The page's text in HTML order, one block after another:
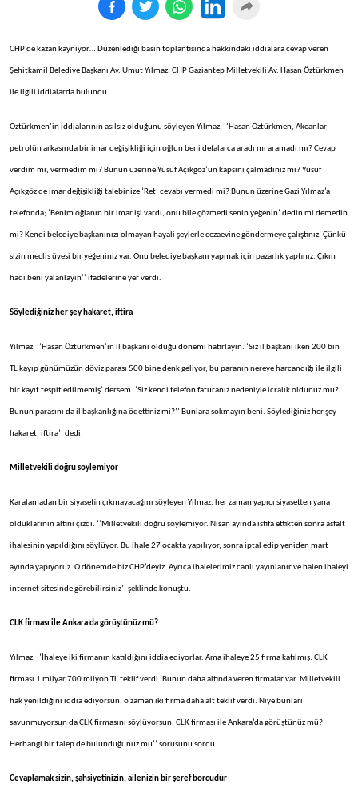
CHP’de kazan kaynıyor… Düzenlediği basın toplantısında hakkındaki iddialara cevap veren
Şehitkamil Belediye Başkanı Av. Umut Yılmaz, CHP Gaziantep Milletvekili Av. Hasan Öztürkmen
ile ilgili iddialarda bulundu
Öztürkmen’in iddialarının asılsız olduğunu söyleyen Yılmaz, ‘’Hasan Öztürkmen, Akcanlar
petrolün arkasında bir imar değişikliği için oğlun beni defalarca aradı mı aramadı mı? Cevap
verdim mi, vermedim mi? Bunun üzerine Yusuf Açıkgöz’ün kapsını çalmadınız mı? Yusuf
Açıkgöz’de imar değişikliği talebinize ‘Ret’ cevabı vermedi mi? Bunun üzerine Gazi Yılmaz’a
telefonda; ‘Benim oğlanın bir imar işi vardı, onu bile çözmedi senin yeğenin’ dedin mi demedin
mi? Kendi belediye başkanınızı olmayan hayali şeylerle cezaevine göndermeye çalıştınız. Çünkü
sizin meclis üyesi bir yeğeniniz var. Onu belediye başkanı yapmak için pazarlık yaptınız. Çıkın
hadi beni yalanlayın’’ ifadelerine yer verdi.
Söylediğiniz her şey hakaret, iftira
Yılmaz, ‘’Hasan Öztürkmen’in il başkanı olduğu dönemi hatırlayın. ‘Siz il başkanı iken 200 bin
TL kayıp günümüzün döviz parası 500 bine denk geliyor, bu paranın nereye harcandığı ile ilgili
bir kayıt tespit edilmemiş’ dersem. ‘Siz kendi telefon faturanız nedeniyle icralık oldunuz mu?
Bunun parasını da il başkanlığına ödettiniz mi?’’ Bunlara sokmayın beni. Söylediğiniz her şey
hakaret, iftira’’ dedi.
Milletvekili doğru söylemiyor
Karalamadan bir siyasetin çıkmayacağını söyleyen Yılmaz, her zaman yapıcı siyasetten yana
olduklarının altını çizdi. ‘’Milletvekili doğru söylemiyor. Nisan ayında istifa ettikten sonra asfalt
ihalesinin yapıldığını söylüyor. Bu ihale 27 ocakta yapılıyor, sonra iptal edip yeniden mart
ayında yapıyoruz. O dönemde biz CHP’deyiz. Ayrıca ihalelerimiz canlı yayınlanır ve halen ihaleyi
internet sitesinde görebilirsiniz’’ şeklinde konuştu.
CLK firması ile Ankara’da görüştünüz mü?
Yılmaz, ‘’İhaleye iki firmanın katıldığını iddia ediyorlar. Ama ihaleye 25 firma katılmış. CLK
firması 1 milyar 700 milyon TL teklif verdi. Bunun daha altında veren firmalar var. Milletvekili
hak yenildiğini iddia ediyorsun, o zaman iki firma daha alt teklif verdi. Niye bunları
savunmuyorsun da CLK firmasını söylüyorsun. CLK firması ile Ankara’da görüştünüz mü?
Herhangi bir talep de bulunduğunuz mu’’ sorusunu sordu.
Cevaplamak sizin, şahsiyetinizin, ailenizin bir şeref borcudur